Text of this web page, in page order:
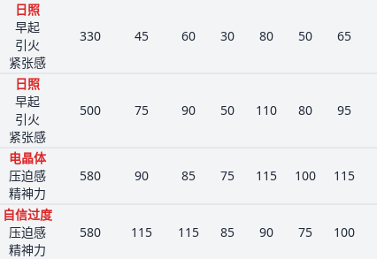
日照
早起
引火
紧张感
330 45 60 30 80 50 65
日照
早起
引火
紧张感
500 75 90 50 110 80 95
电晶体
压迫感
精神力
580 90 85 75 115 100 115
自信过度
压迫感
精神力
580 115 115 85 90 75 100